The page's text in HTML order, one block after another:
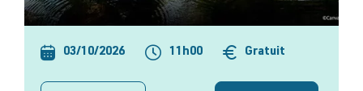
03/10/2026 11h00 Gratuit